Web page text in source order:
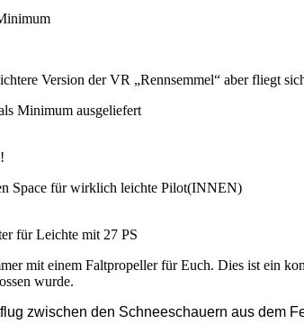
Version der VR „Rennsemmel“ aber fliegt
Minimum ausgeliefert
Space für wirklich leichte Pilot(INNEN)
für Leichte mit 27 PS
mit einem Faltpropeller für Euch. Dies ist ein
wurde.
zwischen den Schneeschauern aus dem